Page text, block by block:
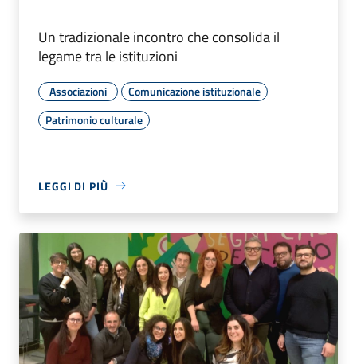
Un tradizionale incontro che consolida il
legame tra le istituzioni
Associazioni
Comunicazione istituzionale
Patrimonio culturale
LEGGI DI PIÙ